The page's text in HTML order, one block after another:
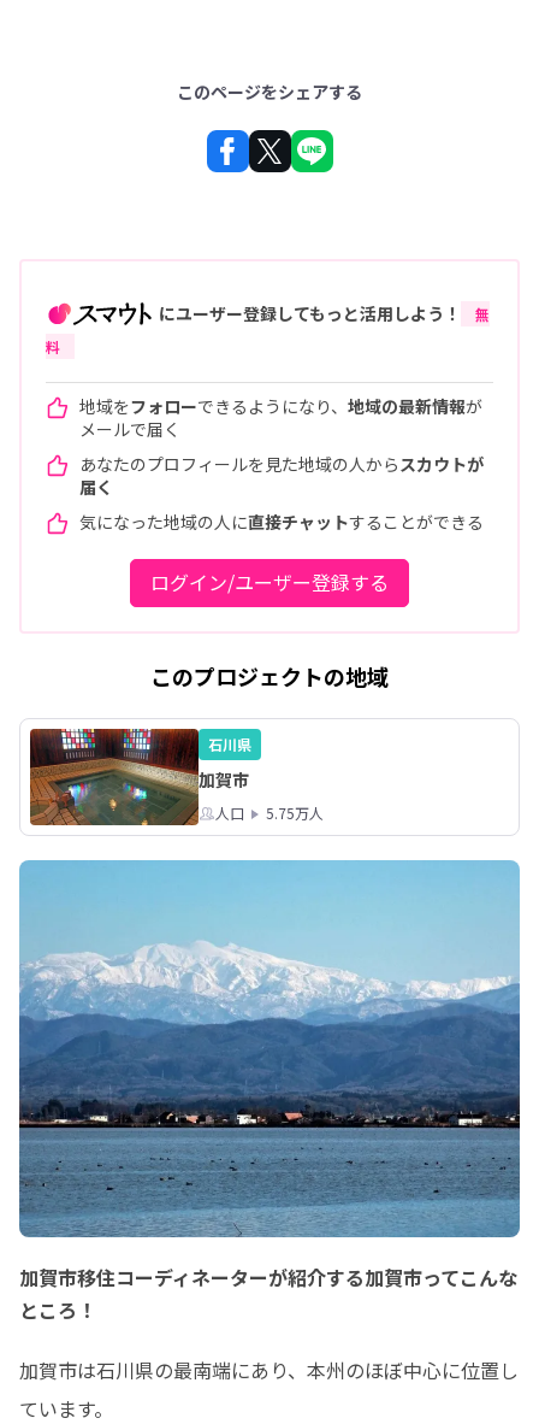
このページをシェアする
にユーザー登録してもっと活用しよう！
無
料
地域をフォローできるようになり、 地域の最新情報が
メールで届く
あなたのプロフィールを見た地域の人から スカウトが
届く
気になった地域の人に直接チャットすることができる
ログイン/ユーザー登録する
このプロジェクトの地域
石川県
加賀市
人口 5.75万人
加賀市移住コーディネーターが紹介する加賀市ってこんな
ところ！
加賀市は石川県の最南端にあり、本州のほぼ中心に位置し
ています。